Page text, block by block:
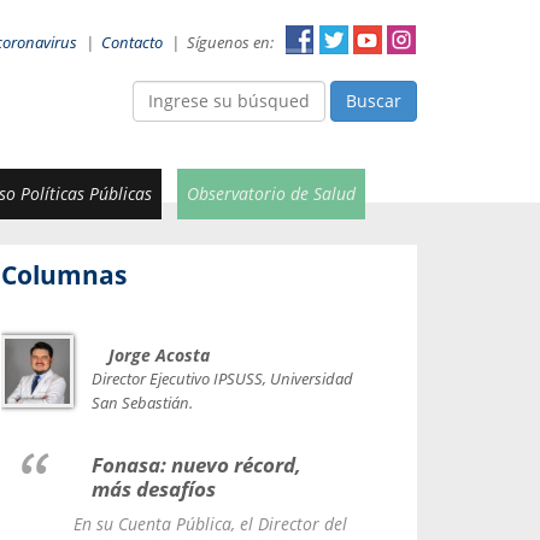
| Contacto | Síguenos en:
Buscar
Políticas Públicas Observatorio de Salud
Columnas
Jorge Acosta
Director Ejecutivo IPSUSS, Universidad
San Sebastián.
Fonasa: nuevo récord,
más desafíos
En su Cuenta Pública, el Director del